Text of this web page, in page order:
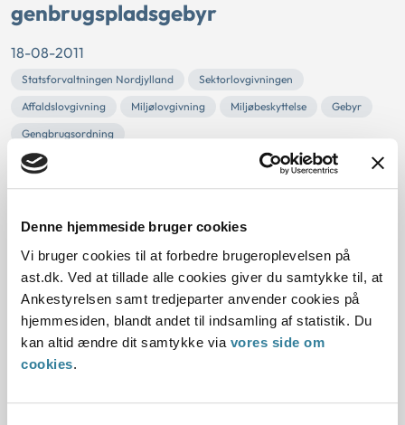
Denne hjemmeside bruger cookies
Vi bruger cookies til at forbedre brugeroplevelsen på
ast.dk. Ved at tillade alle cookies giver du samtykke til, at
Ankestyrelsen samt tredjeparter anvender cookies på
hjemmesiden, blandt andet til indsamling af statistik. Du
kan altid ændre dit samtykke via vores side om
cookies.
genbrugspladsgebyr
18-08-2011
Statsforvaltningen Nordjylland
Sektorlovgivningen
Affaldslovgivning
Miljølovgivning Miljøbeskyttelse
Gebyr
Gengbrugsordning
Rebild Kommune havde afslået at fritage en virksomhed
for betaling af genbrugspladsgebyr. Kommunen vurderede,
havde emballageaffald i form af glas og flasker, der skulle
genanvendes. Der var ikke dokumentation for, at
virksomheden selv håndterede alt affaldet.
Statsforvaltningen Nordjylland vur...
Slægtsinhabilitet relaterer sig kun til
personlig/økonomisk inhabilitet